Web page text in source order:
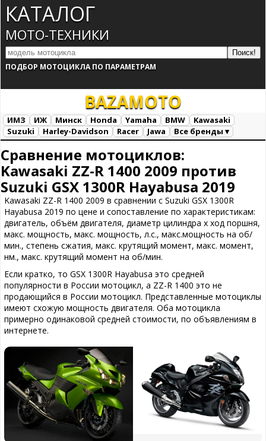
КАТАЛОГ
МОТО-ТЕХНИКИ
ПОДБОР МОТОЦИКЛА ПО ПАРАМЕТРАМ
BAZAMOTO
ИМЗ ИЖ Минск Honda Yamaha BMW
Kawasaki
Suzuki
Harley-Davidson Racer Jawa
Все бренды ▾
Сравнение мотоциклов:
Kawasaki ZZ-R 1400 2009 против
Suzuki GSX 1300R Hayabusa 2019
Kawasaki ZZ-R 1400 2009 в сравнении с Suzuki GSX 1300R
Hayabusa 2019 по цене и сопоставление по характеристикам:
двигатель, объём двигателя, диаметр цилиндра х ход поршня,
макс. мощность, макс. мощность, л.с., макс.мощность на об/
мин., степень сжатия, макс. крутящий момент, макс. момент,
нм., макс. крутящий момент на об/мин.
Если кратко, то GSX 1300R Hayabusa это средней
популярности в России мотоцикл, а ZZ-R 1400 это не
продающийся в России мотоцикл. Представленные мотоциклы
имеют схожую мощность двигателя. Оба мотоцикла
примерно одинаковой средней стоимости, по объявлениям в
интернете.